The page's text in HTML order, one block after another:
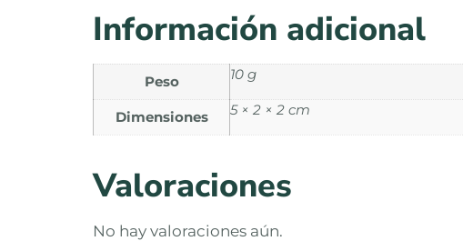
Información adicional
Peso 10 g
Dimensiones 5 × 2 × 2 cm
Valoraciones
No hay valoraciones aún.